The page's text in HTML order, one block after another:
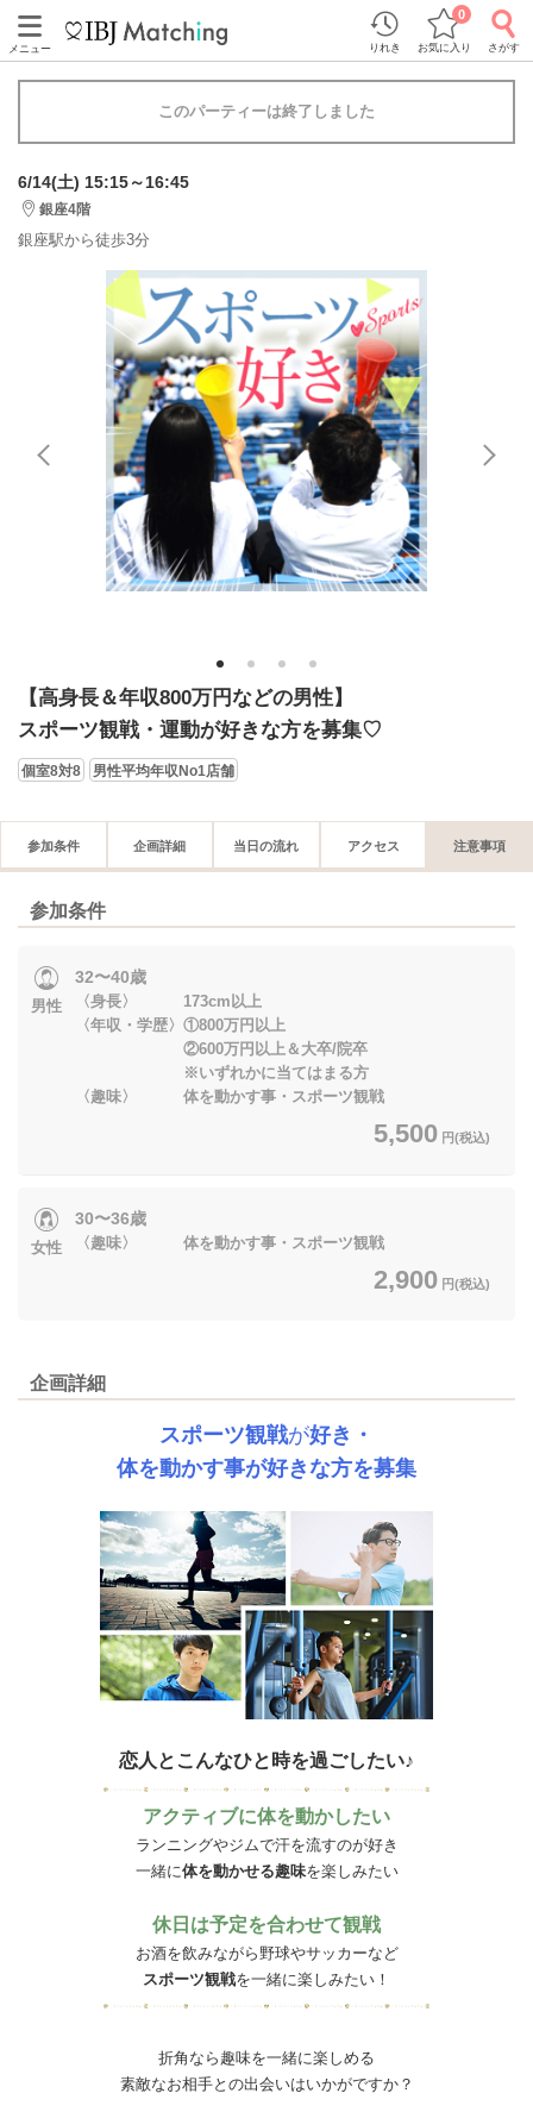
メニュー りれき お気に入り
0
さがす
このパーティーは終了しました
6/14(土) 15:15～16:45
銀座4階
銀座駅から徒歩3分
1 2 3 4
【高身長＆年収800万円などの男性】
スポーツ観戦・運動が好きな方を募集♡
個室8対8 男性平均年収No1店舗
参加条件 企画詳細 当日の流れ アクセス 注意事項
参加条件
男性
32〜40歳
〈身長〉 173cm以上
〈年収・学歴〉①800万円以上
②600万円以上＆大卒/院卒
※いずれかに当てはまる方
〈趣味〉 体を動かす事・スポーツ観戦
5,500 円(税込)
女性
30〜36歳
〈趣味〉 体を動かす事・スポーツ観戦
2,900 円(税込)
企画詳細
スポーツ観戦が好き・
体を動かす事が好きな方を募集
恋人とこんなひと時を過ごしたい♪
アクティブに体を動かしたい
ランニングやジムで汗を流すのが好き
一緒に体を動かせる趣味を楽しみたい
休日は予定を合わせて観戦
お酒を飲みながら野球やサッカーなど
スポーツ観戦を一緒に楽しみたい！
折角なら趣味を一緒に楽しめる
素敵なお相手との出会いはいかがですか？